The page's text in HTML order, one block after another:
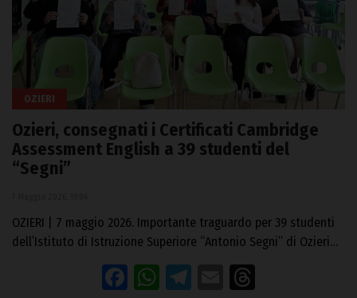
OZIERI
Ozieri, consegnati i Certificati Cambridge
Assessment English a 39 studenti del
“Segni”
OZIERI | 7 maggio 2026. Importante traguardo per 39 studenti
dell’Istituto di Istruzione Superiore “Antonio Segni” di Ozieri…
Facebook
WhatsApp
Telegram
Email